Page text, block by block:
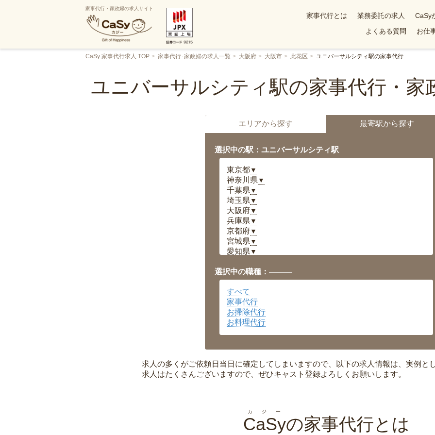
家事代行・家政婦の求人サイト
家事代行とは 業務委託の求人 CaSy
よくある質問
お仕
CaSy 家事代行求人 TOP 家事代行･家政婦の求人一覧 大阪府 大阪市 此花区 ユニバーサルシティ駅の家事代行
ユニバーサルシティ駅の家事代行・家
エリアから探す 最寄駅から探す
選択中の駅：ユニバーサルシティ駅
東京都▼
神奈川県 ▼
千葉県 ▼
埼玉県 ▼
大阪府▼
兵庫県 ▼
京都府▼
宮城県 ▼
愛知県 ▼
岡山県▼
広島県▼
沖縄県
選択中の職種：———
すべて
家事代行
お掃除代行
お料理代行
求人の多くがご依頼日当日に確定してしまいますので、以下の求人情報は、実例と
求人はたくさんございますので、ぜひキャスト登録よろしくお願いします。
CaSy
カジー
の家事代行とは